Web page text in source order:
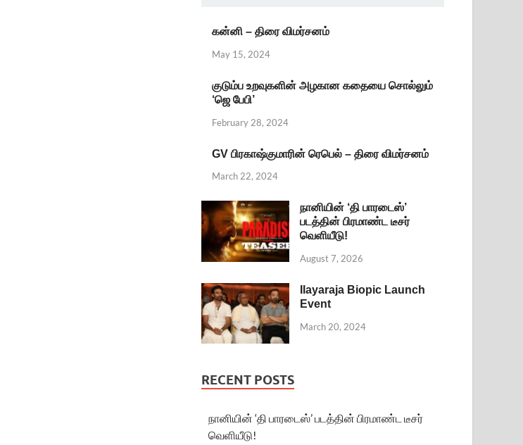
கன்னி – திரை விமர்சனம்
May 15, 2024
குடும்ப உறவுகளின் அழகான கதையை சொல்லும்
‘ஜெ பேபி’
February 28, 2024
GV பிரகாஷ்குமாரின் ரெபெல் – திரை விமர்சனம்
March 22, 2024
நானியின் ‘தி பாரடைஸ்’
படத்தின் பிரமாண்ட டீசர்
வெளியீடு!
August 7, 2026
Ilayaraja Biopic Launch
Event
March 20, 2024
RECENT POSTS
நானியின் ‘தி பாரடைஸ்’ படத்தின் பிரமாண்ட டீசர்
வெளியீடு!